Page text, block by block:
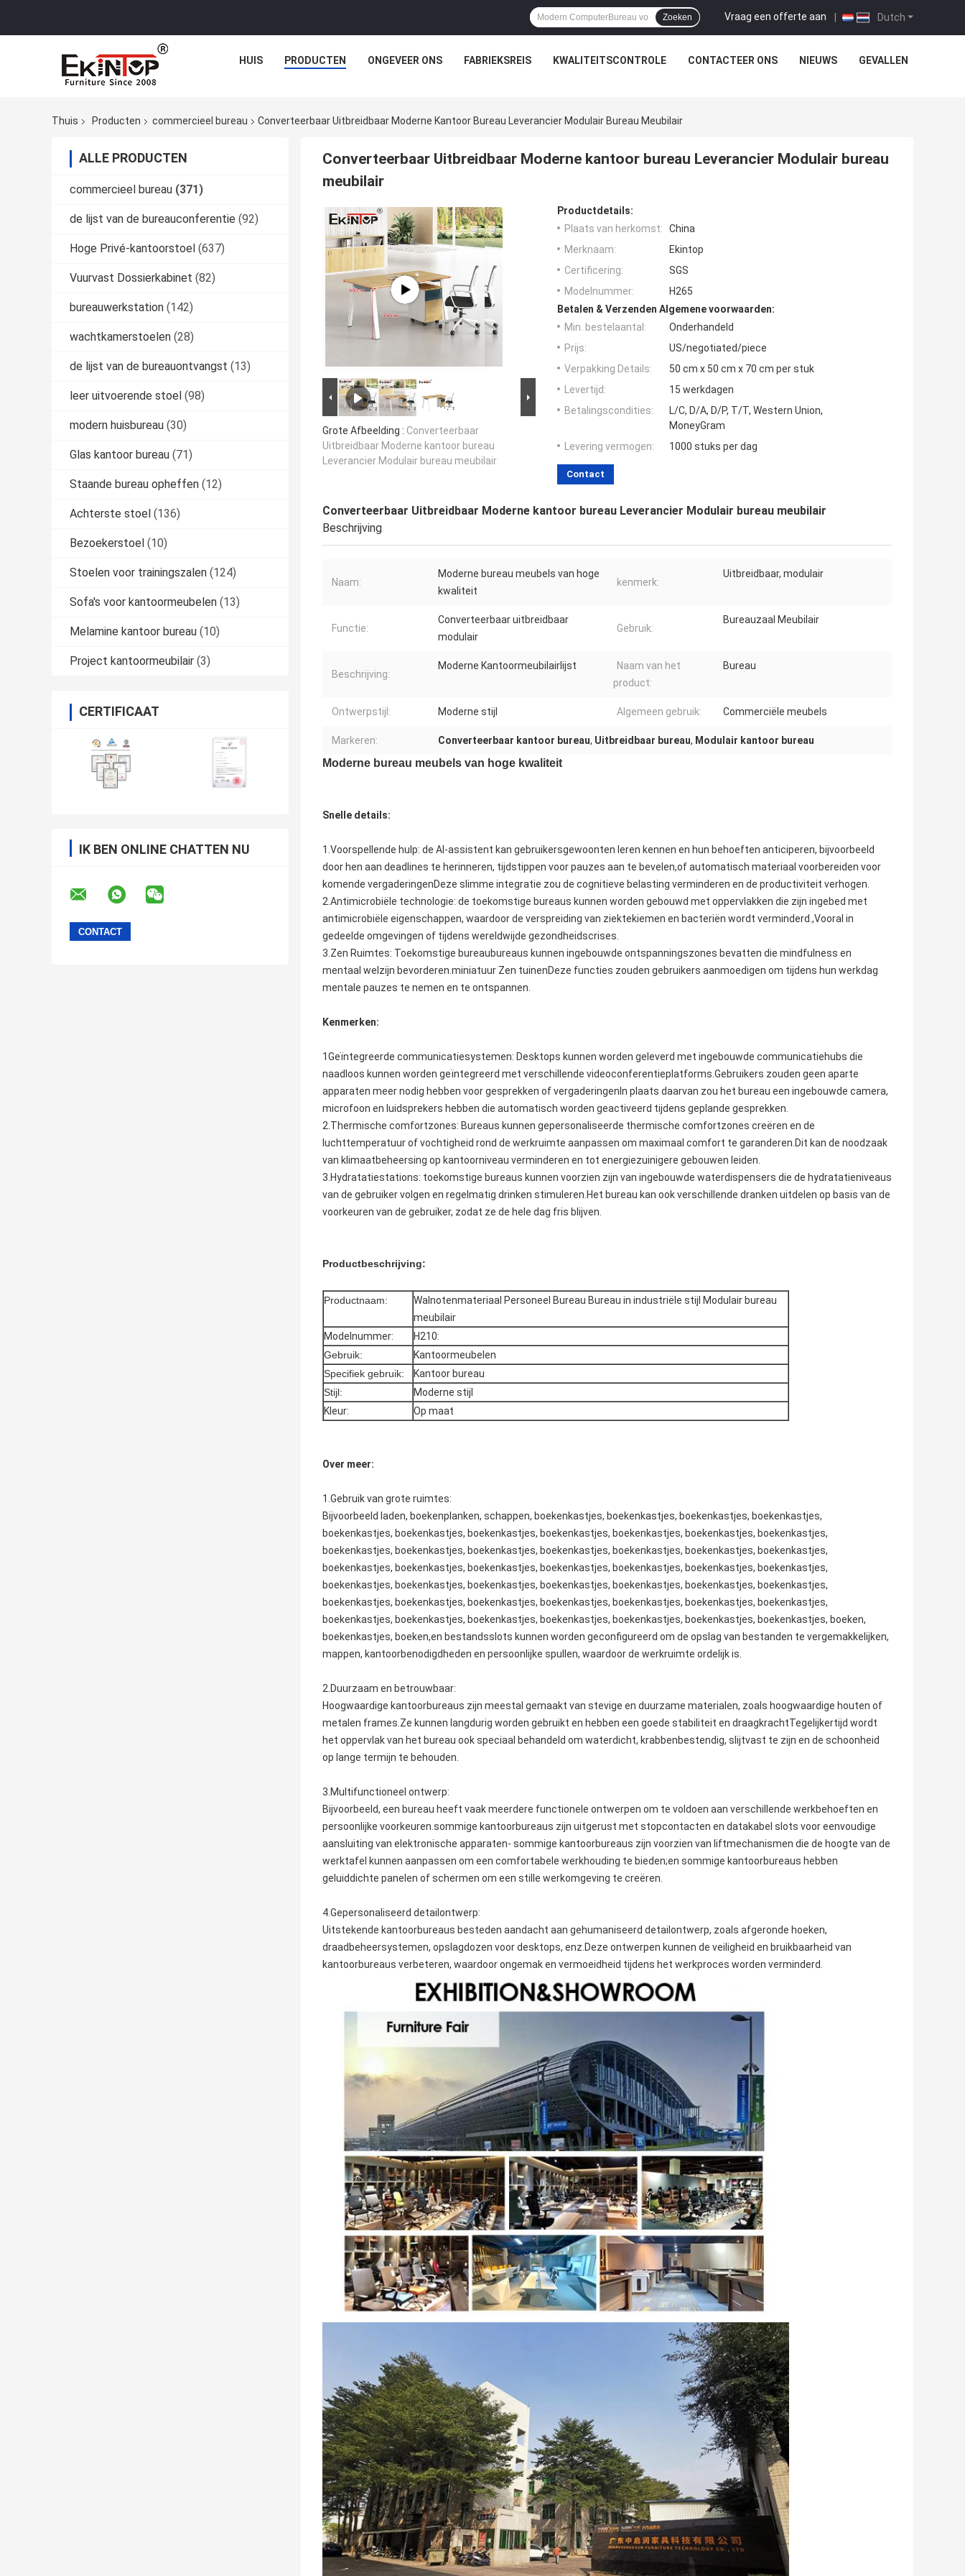
Dutch
Vraag een offerte aan |
Zoeken
HUIS PRODUCTEN ONGEVEER ONS FABRIEKSREIS KWALITEITSCONTROLE CONTACTEER ONS NIEUWS GEVALLEN
Thuis Producten commercieel bureau Converteerbaar Uitbreidbaar Moderne Kantoor Bureau Leverancier Modulair Bureau Meubilair
ALLE PRODUCTEN
commercieel bureau (371)
de lijst van de bureauconferentie (92)
Hoge Privé-kantoorstoel (637)
Vuurvast Dossierkabinet (82)
bureauwerkstation (142)
wachtkamerstoelen (28)
de lijst van de bureauontvangst (13)
leer uitvoerende stoel (98)
modern huisbureau (30)
Glas kantoor bureau (71)
Staande bureau opheffen (12)
Achterste stoel (136)
Bezoekerstoel (10)
Stoelen voor trainingszalen (124)
Sofa's voor kantoormeubelen (13)
Melamine kantoor bureau (10)
Project kantoormeubilair (3)
CERTIFICAAT
IK BEN ONLINE CHATTEN NU
Converteerbaar Uitbreidbaar Moderne kantoor bureau Leverancier Modulair bureau
meubilair
Grote Afbeelding : Converteerbaar
Uitbreidbaar Moderne kantoor bureau
Leverancier Modulair bureau meubilair
Productdetails:
Plaats van herkomst:
China
Merknaam:
Ekintop
Certificering:
SGS
Modelnummer:
H265
Betalen & Verzenden Algemene voorwaarden:
Min. bestelaantal:
Onderhandeld
Prijs:
US/negotiated/piece
Verpakking Details:
50 cm x 50 cm x 70 cm per stuk
Levertijd:
15 werkdagen
Betalingscondities:
L/C, D/A, D/P, T/T, Western Union,
MoneyGram
Levering vermogen:
1000 stuks per dag
Contact
Converteerbaar Uitbreidbaar Moderne kantoor bureau Leverancier Modulair bureau meubilair
Beschrijving
Naam:
Moderne bureau meubels van hoge
kwaliteit
kenmerk:
Uitbreidbaar, modulair
Functie:
Converteerbaar uitbreidbaar
modulair
Gebruik:
Bureauzaal Meubilair
Beschrijving:
Moderne Kantoormeubilairlijst
Naam van het
product:
Bureau
Ontwerpstijl: Moderne stijl Algemeen gebruik: Commerciële meubels
Markeren: Converteerbaar kantoor bureau, Uitbreidbaar bureau, Modulair kantoor bureau
Moderne bureau meubels van hoge kwaliteit
Snelle details:
1.Voorspellende hulp: de AI-assistent kan gebruikersgewoonten leren kennen en hun behoeften anticiperen, bijvoorbeeld
door hen aan deadlines te herinneren, tijdstippen voor pauzes aan te bevelen,of automatisch materiaal voorbereiden voor
komende vergaderingenDeze slimme integratie zou de cognitieve belasting verminderen en de productiviteit verhogen.
2.Antimicrobiële technologie: de toekomstige bureaus kunnen worden gebouwd met oppervlakken die zijn ingebed met
antimicrobiële eigenschappen, waardoor de verspreiding van ziektekiemen en bacteriën wordt verminderd.,Vooral in
gedeelde omgevingen of tijdens wereldwijde gezondheidscrises.
3.Zen Ruimtes: Toekomstige bureaubureaus kunnen ingebouwde ontspanningszones bevatten die mindfulness en
mentaal welzijn bevorderen.miniatuur Zen tuinenDeze functies zouden gebruikers aanmoedigen om tijdens hun werkdag
mentale pauzes te nemen en te ontspannen.
Kenmerken:
1Geïntegreerde communicatiesystemen: Desktops kunnen worden geleverd met ingebouwde communicatiehubs die
naadloos kunnen worden geïntegreerd met verschillende videoconferentieplatforms.Gebruikers zouden geen aparte
apparaten meer nodig hebben voor gesprekken of vergaderingenIn plaats daarvan zou het bureau een ingebouwde camera,
microfoon en luidsprekers hebben die automatisch worden geactiveerd tijdens geplande gesprekken.
2.Thermische comfortzones: Bureaus kunnen gepersonaliseerde thermische comfortzones creëren en de
luchttemperatuur of vochtigheid rond de werkruimte aanpassen om maximaal comfort te garanderen.Dit kan de noodzaak
van klimaatbeheersing op kantoorniveau verminderen en tot energiezuinigere gebouwen leiden.
3.Hydratatiestations: toekomstige bureaus kunnen voorzien zijn van ingebouwde waterdispensers die de hydratatieniveaus
van de gebruiker volgen en regelmatig drinken stimuleren.Het bureau kan ook verschillende dranken uitdelen op basis van de
voorkeuren van de gebruiker, zodat ze de hele dag fris blijven.
Productbeschrijving:
Productnaam:
Walnotenmateriaal Personeel Bureau Bureau in industriële stijl Modulair bureau
meubilair
Modelnummer:
H210:
Gebruik:
Kantoormeubelen
Specifiek gebruik:
Kantoor bureau
Stijl:
Moderne stijl
Kleur:
Op maat
Over meer:
1.Gebruik van grote ruimtes:
Bijvoorbeeld laden, boekenplanken, schappen, boekenkastjes, boekenkastjes, boekenkastjes, boekenkastjes,
boekenkastjes, boekenkastjes, boekenkastjes, boekenkastjes, boekenkastjes, boekenkastjes, boekenkastjes,
boekenkastjes, boekenkastjes, boekenkastjes, boekenkastjes, boekenkastjes, boekenkastjes, boekenkastjes,
boekenkastjes, boekenkastjes, boekenkastjes, boekenkastjes, boekenkastjes, boekenkastjes, boekenkastjes,
boekenkastjes, boekenkastjes, boekenkastjes, boekenkastjes, boekenkastjes, boekenkastjes, boekenkastjes,
boekenkastjes, boekenkastjes, boekenkastjes, boekenkastjes, boekenkastjes, boekenkastjes, boekenkastjes,
boekenkastjes, boekenkastjes, boekenkastjes, boekenkastjes, boekenkastjes, boekenkastjes, boekenkastjes, boeken,
boekenkastjes, boeken,en bestandsslots kunnen worden geconfigureerd om de opslag van bestanden te vergemakkelijken,
mappen, kantoorbenodigdheden en persoonlijke spullen, waardoor de werkruimte ordelijk is.
2.Duurzaam en betrouwbaar:
Hoogwaardige kantoorbureaus zijn meestal gemaakt van stevige en duurzame materialen, zoals hoogwaardige houten of
metalen frames.Ze kunnen langdurig worden gebruikt en hebben een goede stabiliteit en draagkrachtTegelijkertijd wordt
het oppervlak van het bureau ook speciaal behandeld om waterdicht, krabbenbestendig, slijtvast te zijn en de schoonheid
op lange termijn te behouden.
3.Multifunctioneel ontwerp:
Bijvoorbeeld, een bureau heeft vaak meerdere functionele ontwerpen om te voldoen aan verschillende werkbehoeften en
persoonlijke voorkeuren.sommige kantoorbureaus zijn uitgerust met stopcontacten en datakabel slots voor eenvoudige
aansluiting van elektronische apparaten- sommige kantoorbureaus zijn voorzien van liftmechanismen die de hoogte van de
werktafel kunnen aanpassen om een comfortabele werkhouding te bieden;en sommige kantoorbureaus hebben
geluiddichte panelen of schermen om een stille werkomgeving te creëren.
4.Gepersonaliseerd detailontwerp:
Uitstekende kantoorbureaus besteden aandacht aan gehumaniseerd detailontwerp, zoals afgeronde hoeken,
draadbeheersystemen, opslagdozen voor desktops, enz.Deze ontwerpen kunnen de veiligheid en bruikbaarheid van
kantoorbureaus verbeteren, waardoor ongemak en vermoeidheid tijdens het werkproces worden verminderd.